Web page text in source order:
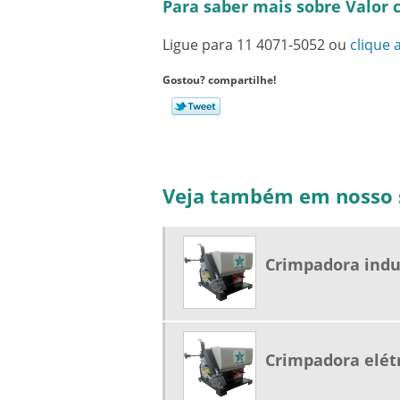
Para saber mais sobre Valor
Ligue para 11 4071-5052 ou clique
Gostou? compartilhe!
Veja também em nosso
Crimpadora
Crimpadora